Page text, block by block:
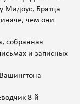
Мидоус, Братца
иначе, чем они
собранная
и записных
8-й